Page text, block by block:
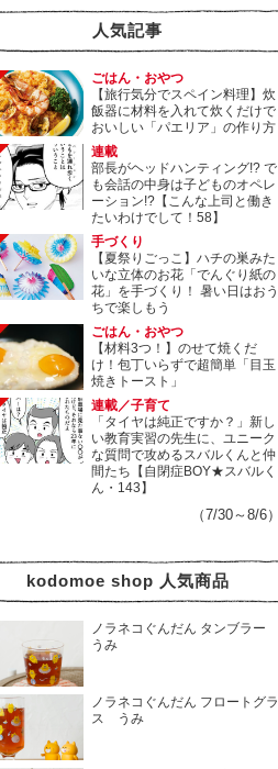
人気記事
ごはん・おやつ
【旅行気分でスペイン料理】炊
飯器に材料を入れて炊くだけで
おいしい「パエリア」の作り方
連載
部長がヘッドハンティング!? で
も会話の中身は子どものオペレ
ーション!?【こんな上司と働き
たいわけでして！58】
手づくり
【夏祭りごっこ】ハチの巣みた
いな立体のお花「でんぐり紙の
花」を手づくり！ 暑い日はおう
ちで楽しもう
ごはん・おやつ
【材料3つ！】のせて焼くだ
け！包丁いらずで超簡単「目玉
焼きトースト」
連載／子育て
「タイヤは純正ですか？」新し
い教育実習の先生に、ユニーク
な質問で攻めるスバルくんと仲
間たち【自閉症BOY★スバルく
ん・143】
（7/30～8/6）
kodomoe shop 人気商品
ノラネコぐんだん タンブラー
うみ
ノラネコぐんだん フロートグラ
ス うみ